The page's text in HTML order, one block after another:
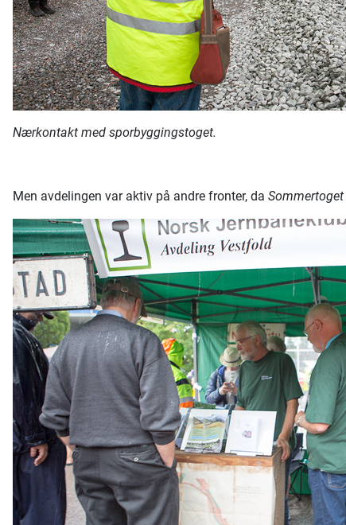
Nærkontakt med sporbyggingstoget.
Men avdelingen var aktiv på andre fronter, da Sommertoget